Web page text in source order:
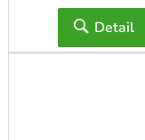
Detail